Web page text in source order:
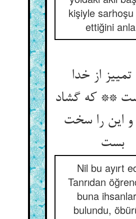
kişiyle sarhoşu
ettiğini
از خدا
** که گشاد
و این را سخت
بست
Nil bu ayırt
Tanrıdan
buna
bulundu,